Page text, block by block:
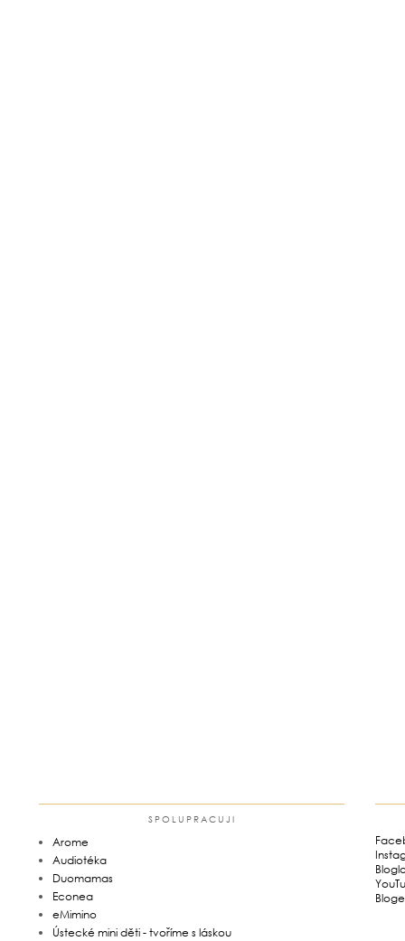
SPOLUPRACUJI
Arome
Audiotéka
Duomamas
Econea
eMimino
Ústecké mini děti - tvoříme s láskou